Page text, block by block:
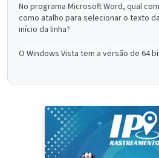
No programa Microsoft Word, qual
como atalho para selecionar o texto
início da linha?
O Windows Vista tem a versão de 64